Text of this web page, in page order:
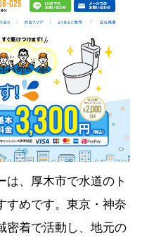
、厚木市で水道のト
すめです。東京・神奈
密着で活動し、地元の